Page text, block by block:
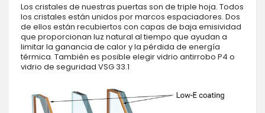
Los cristales de nuestras puertas son de triple hoja. Todos
los cristales están unidos por marcos espaciadores. Dos
de ellos están recubiertos con capas de baja emisividad
que proporcionan luz natural al tiempo que ayudan a
limitar la ganancia de calor y la pérdida de energía
térmica. También es posible elegir vidrio antirrobo P4 o
vidrio de seguridad VSG 33.1